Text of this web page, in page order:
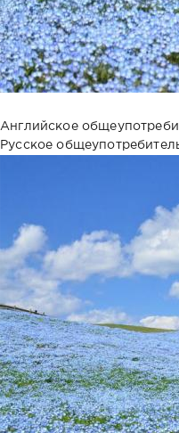
Английское
Русское